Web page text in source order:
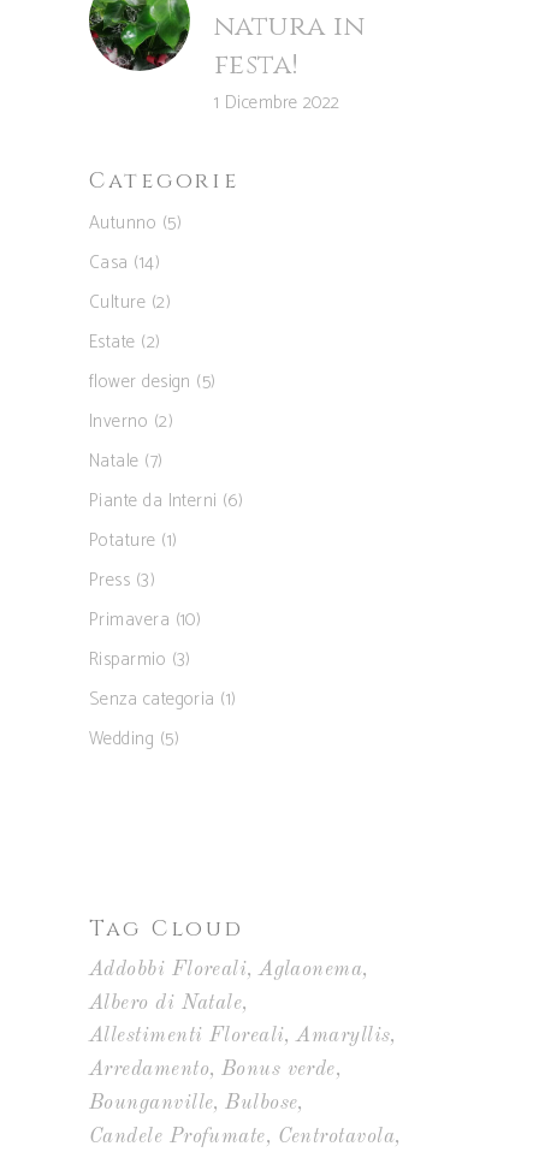
natura in
festa!
1 Dicembre 2022
Categorie
Autunno (5)
Casa (14)
Culture (2)
Estate (2)
flower design (5)
Inverno (2)
Natale (7)
Piante da Interni (6)
Potature (1)
Press (3)
Primavera (10)
Risparmio (3)
Senza categoria (1)
Wedding (5)
Tag Cloud
Addobbi Floreali
Aglaonema
Albero di Natale
Allestimenti Floreali
Amaryllis
Arredamento
Bonus verde
Bounganville
Bulbose
Candele Profumate
Centrotavola